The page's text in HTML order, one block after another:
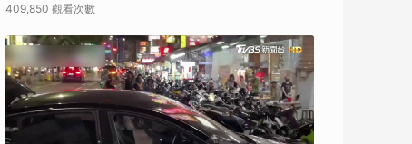
409,850 觀看次數